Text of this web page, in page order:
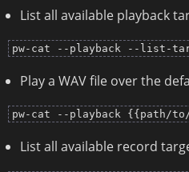
List all available playback
pw-cat --playback --list-
Play a WAV file over the
pw-cat --playback {{path/
List all available record